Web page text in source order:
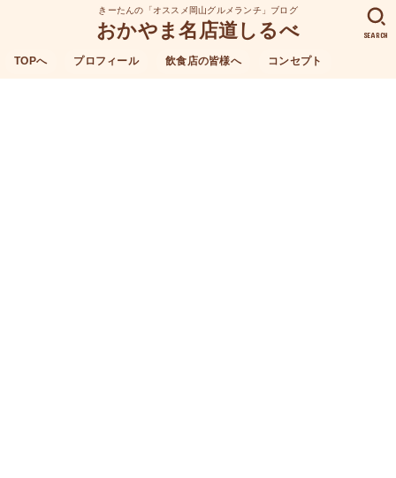
きーたんの「オススメ岡山グルメランチ」ブログ
おかやま名店道しるべ
TOPへ プロフィール 飲食店の皆様へ コンセプト
SEARCH